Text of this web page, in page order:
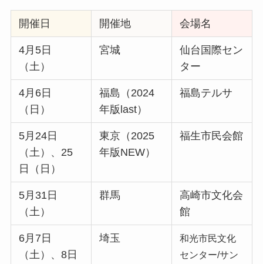
開催日 開催地 会場名
4月5日
（土）
宮城
仙台国際セン
ター
4月6日
（日）
福島（2024
年版last）
福島テルサ
5月24日
（土）、25
日（日）
東京（2025
年版NEW）
福生市民会館
5月31日
（土）
群馬
高崎市文化会
館
6月7日
（土）、8日
埼玉
和光市民文化
センター/サン